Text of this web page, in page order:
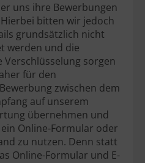
uns ihre Bewerbungen
bitten wir jedoch
grundsätzlich nicht
werden und die
sorgen
für den
zwischen dem
auf unserem
übernehmen und
Online-Formular oder
zu nutzen. Denn statt
Online-Formular und E-